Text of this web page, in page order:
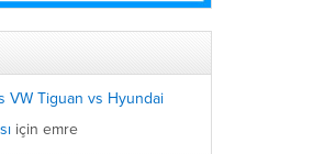
VW Tiguan vs Hyundai
için emre